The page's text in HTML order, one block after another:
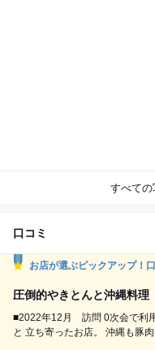
すべての
口コミ
お店が選ぶピックアップ！
圧倒的やきとんと沖縄料理
■2022年12月 訪問 0次会で利用のため、軽くつまみと一杯飲もうかなー
と 立ち寄ったお店。 沖縄も豚肉美味しいですからね、やきとんの文字に